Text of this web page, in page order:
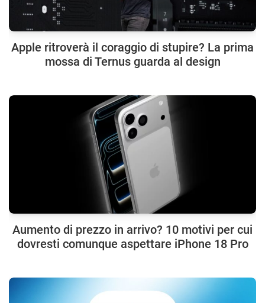
Apple ritroverà il coraggio di stupire? La prima
mossa di Ternus guarda al design
Aumento di prezzo in arrivo? 10 motivi per cui
dovresti comunque aspettare iPhone 18 Pro